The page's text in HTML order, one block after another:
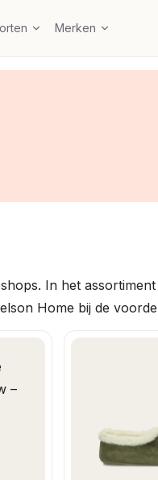
Merken
In het
Home bij de